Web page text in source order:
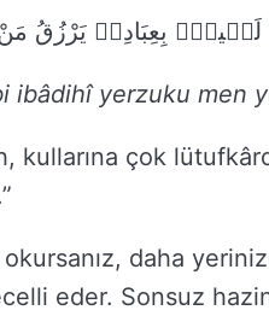
لَط۪يفٌۢ بِعِبَادِه۪ يَرْزُقُ
ibâdihî yerzuku men
kullarına çok
daha
eder. Sonsuz